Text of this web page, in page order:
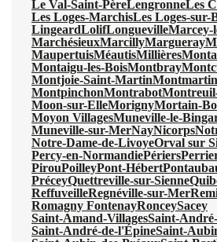
Le Val-Saint-PèreLengronneLes
Les Loges-MarchisLes Loges-sur-
LingeardLolifLonguevilleMarcey-
MarchésieuxMarcillyMargueray
MaupertuisMéautisMillières
Montaigu-les-BoisMontbray
Montjoie-Saint-Martin
MontpinchonMontrabot
Moon-sur-ElleMorignyMortain-
Moyon VillagesMuneville-le-
Muneville-sur-MerNayNicorps
Notre-Dame-de-LivoyeOrval sur
Percy-en-NormandiePériers
PirouPoilleyPont-Hébert
PréceyQuettreville-sur-Sienne
ReffuveilleRegnéville-sur-Mer
Romagny FontenayRonceySacey
Saint-Amand-VillagesSaint-
Saint-André-de-l'ÉpineSaint-